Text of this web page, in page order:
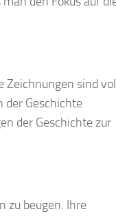
Zeichnungen sind
der Geschichte
der Geschichte zur
zu beugen. Ihre